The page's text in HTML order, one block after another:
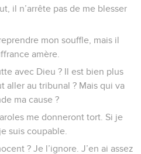
il n’arrête pas de me blesser
mon souffle, mais il
amère.
avec Dieu ? Il est bien plus
aller au tribunal ? Mais qui va
ma cause ?
me donneront tort. Si je
suis coupable.
? Je l’ignore. J’en ai assez